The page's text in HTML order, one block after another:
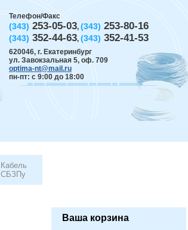
Телефон/Факс
(343) 253-05-03, (343) 253-80-16
(343) 352-44-63, (343) 352-41-53
620046, г. Екатеринбург
ул. Завокзальная 5, оф. 709
optima-nt@mail.ru
пн-пт: с 9:00 до 18:00
Кабель
СБЗПу
Ваша корзина